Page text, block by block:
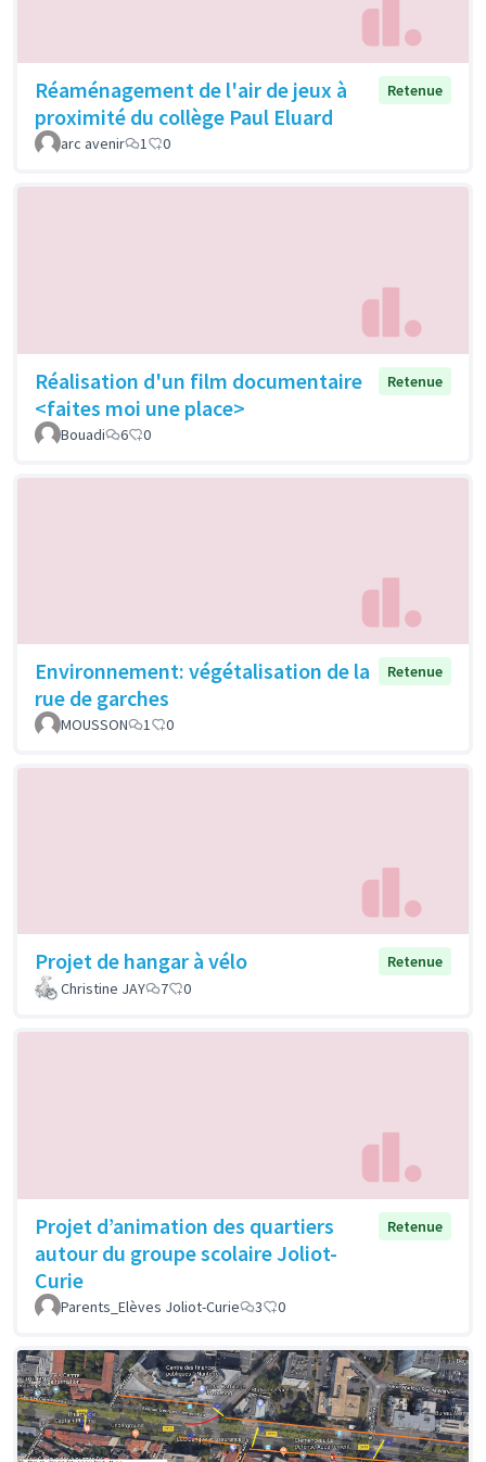
Réaménagement de l'air de jeux à
proximité du collège Paul Eluard
Retenue
arc avenir 1 0
Réalisation d'un film documentaire
<faites moi une place>
Retenue
Bouadi 6 0
Environnement: végétalisation de la
rue de garches
Retenue
MOUSSON 1 0
Projet de hangar à vélo
Retenue
Christine JAY
7 0
Projet d’animation des quartiers
autour du groupe scolaire Joliot-
Curie
Retenue
Parents_Elèves Joliot-Curie 3 0